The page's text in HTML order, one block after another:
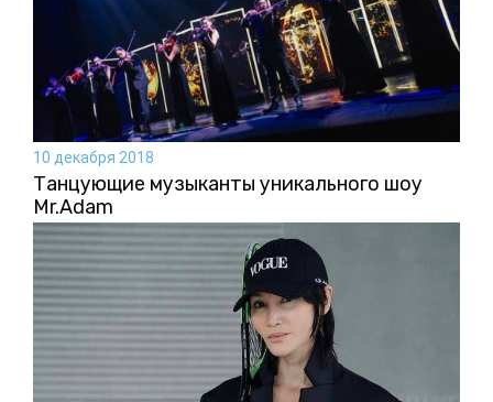
10 декабря 2018
Танцующие музыканты уникального шоу
Mr.Adam